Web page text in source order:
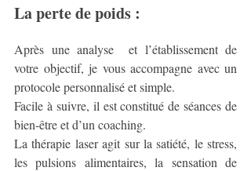
La perte de poids :
Après une analyse  et l’établissement de
votre objectif, je vous accompagne avec un
protocole personnalisé et simple.
Facile à suivre, il est constitué de séances de
bien-être et d’un coaching.
La thérapie laser agit sur la satiété, le stress,
les pulsions alimentaires, la sensation de